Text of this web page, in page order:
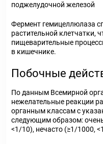
поджелудочной железой
Фермент гемицеллюлаза
растительной клетчатки,
пищеварительные
в кишечнике.
Побочные
По данным Всемирной
нежелательные реакции
органным классам с
следующим образом:
<1/10), нечасто (≥1/1000,